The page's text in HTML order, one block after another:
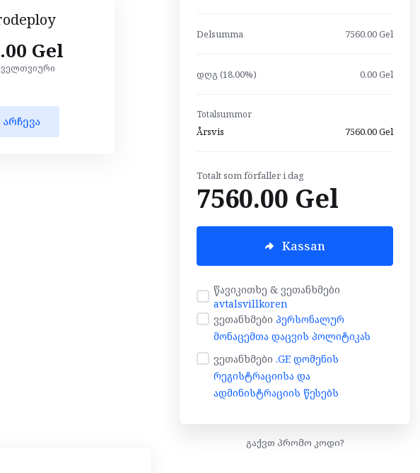
Gel
არჩევა
Delsumma 7560.00 Gel
დღგ (18.00%) 0.00 Gel
Totalsummor
Årsvis 7560.00 Gel
Totalt som förfaller i dag
7560.00 Gel
Kassan
წავიკითხე & ვეთანხმები
avtalsvillkoren
ვეთანხმები პერსონალურ
მონაცემთა დაცვის პოლიტიკას
ვეთანხმები .GE დომენის
რეგისტრაციისა და
ადმინისტრაციის წესებს
გაქვთ პრომო კოდი?